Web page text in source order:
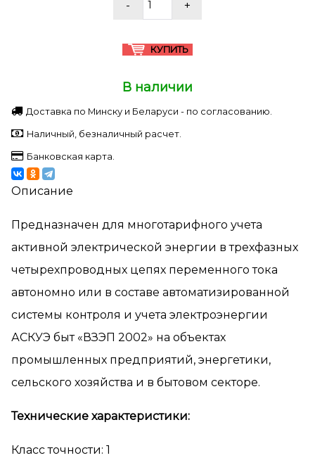
В наличии
Доставка по Минску и Беларуси - по согласованию.
Наличный, безналичный расчет.
Банковская карта.
Описание
Предназначен для многотарифного учета
активной электрической энергии в трехфазных
четырехпроводных цепях переменного тока
автономно или в составе автоматизированной
системы контроля и учета электроэнергии
АСКУЭ быт «ВЗЭП 2002» на объектах
промышленных предприятий, энергетики,
сельского хозяйства и в бытовом секторе.
Технические характеристики:
Класс точности: 1